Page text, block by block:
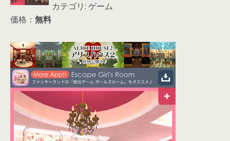
カテゴリ: ゲーム
価格： 無料